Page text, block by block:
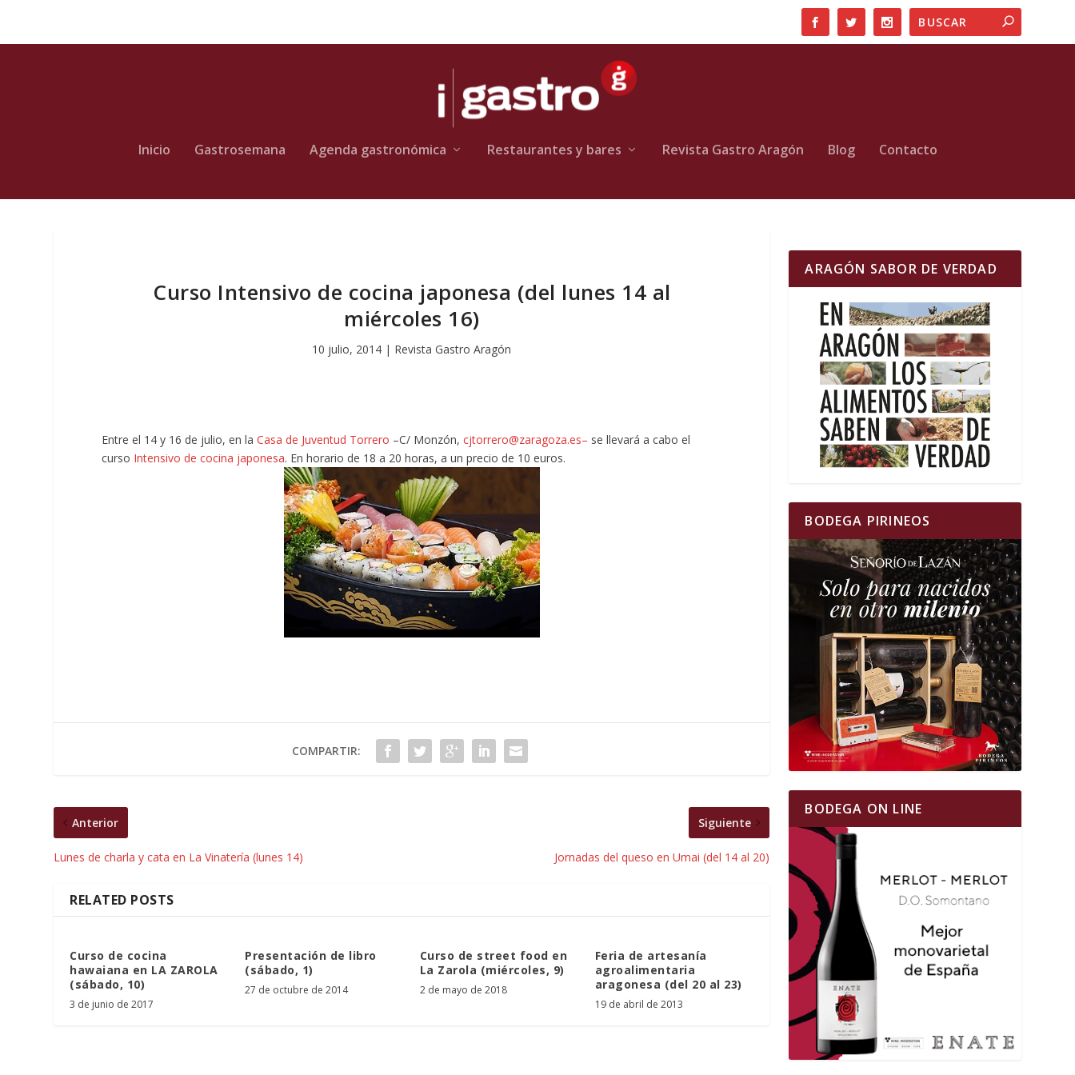
Inicio Gastrosemana Agenda gastronómica Restaurantes y bares Revista Gastro Aragón Blog Contacto
Curso Intensivo de cocina japonesa (del lunes 14 al
miércoles 16)
10 julio, 2014 | Revista Gastro Aragón
Entre el 14 y 16 de julio, en laCasa de Juventud Torrero –C/ Monzón,cjtorrero@zaragoza.es– se llevará a cabo el
curso Intensivo de cocina japonesa. En horario de 18 a 20 horas, a un precio de 10 euros.
COMPARTIR:
Anterior
Lunes de charla y cata en La Vinatería (lunes 14)
Siguiente
Jornadas del queso en Umai (del 14 al 20)
RELATED POSTS
Curso de cocina
hawaiana en LA ZAROLA
(sábado, 10)
3 de junio de 2017
Presentación de libro
(sábado, 1)
27 de octubre de 2014
Curso de street food en
La Zarola (miércoles, 9)
2 de mayo de 2018
Feria de artesanía
agroalimentaria
aragonesa (del 20 al 23)
19 de abril de 2013
ARAGÓN SABOR DE VERDAD
BODEGA PIRINEOS
BODEGA ON LINE